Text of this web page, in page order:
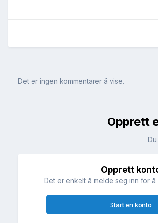
Det er ingen kommentarer å vise.
Opprett
Opprett
Det er enkelt å melde seg inn for å
Start en konto